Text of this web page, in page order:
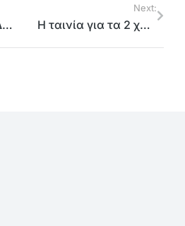
Τον Πρόεδρο της Δημοκρατίας Προκόπη Παυλόπουλο ενημέρωσε ο Αντιπεριφερειάρχης Γιώργος Καραμέρος για την αντιπυρική περίοδο
Next:
Η ταινία για τα 2 χρόνια της Περιφέρειας Αττικής στον βόρειο τομέα στην κατάμεστη αίθουσα του κινηματογράφου Αβάνα